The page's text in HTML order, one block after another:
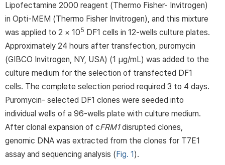
Lipofectamine 2000 reagent (Thermo Fisher- Invitrogen)
in Opti-MEM (Thermo Fisher Invitrogen), and this mixture
was applied to 2 × 105 DF1 cells in 12-wells culture plates.
Approximately 24 hours after transfection, puromycin
(GIBCO Invitrogen, NY, USA) (1 µg/mL) was added to the
culture medium for the selection of transfected DF1
cells. The complete selection period required 3 to 4 days.
Puromycin- selected DF1 clones were seeded into
individual wells of a 96-wells plate with culture medium.
After clonal expansion of cFRM1disrupted clones,
genomic DNA was extracted from the clones for T7E1
assay and sequencing analysis (Fig. 1).